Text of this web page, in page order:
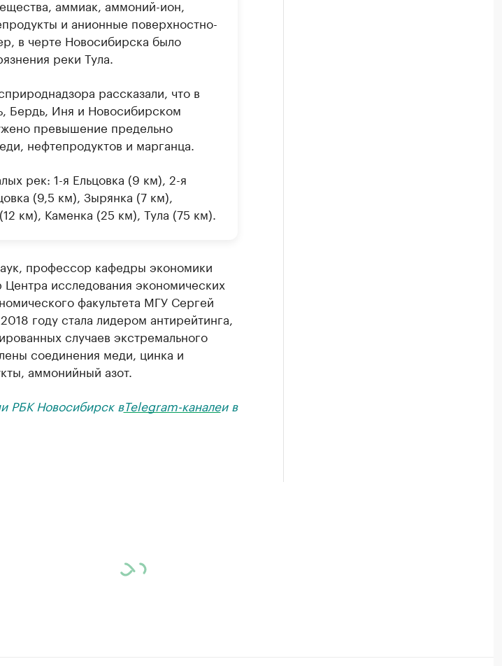
аммиак, аммоний-ион,
и анионные поверхностно-
в черте Новосибирска было
реки Тула.
рассказали, что в
Бердь, Иня и Новосибирском
превышение предельно
нефтепродуктов и марганца.
рек: 1-я Ельцовка (9 км), 2-я
(9,5 км), Зырянка (7 км),
км), Каменка (25 км), Тула (75 км).
профессор кафедры экономики
исследования экономических
факультета МГУ Сергей
году стала лидером антирейтинга,
случаев экстремального
соединения меди, цинка и
аммонийный азот.
РБК Новосибирск вTelegram-каналеи в